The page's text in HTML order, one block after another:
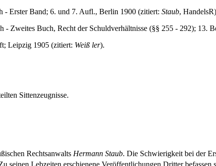
- Erster Band; 6. und 7. Aufl., Berlin 1900 (zitiert: Staub,
- Zweites Buch, Recht der Schuldverhältnisse (§§ 255 - 292); 13.
Leipzig 1905 (zitiert: Weiß ler).
Sittenzeugnisse.
Rechtsanwalts Hermann Staub. Die Schwierigkeit bei der